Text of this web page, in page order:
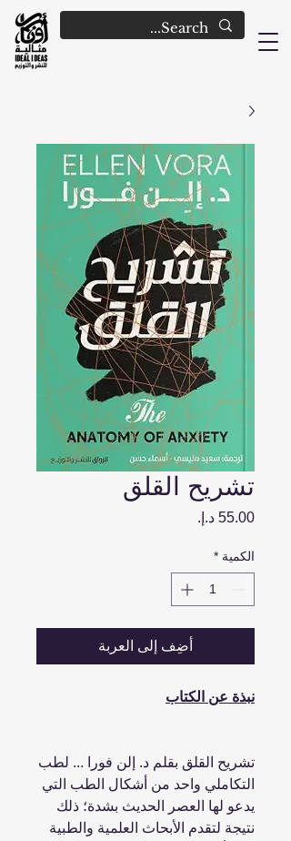
تشريح القلق
الكمية *
أضِف إلى العربة
نبذة عن الكتاب
تشريح القلق بقلم د. إلن فورا ... لطب
التكاملي واحد من أشكال الطب التي
يدعو لها العصر الحديث بشدة؛ ذلك
نتيجة لتقدم الأبحاث العلمية والطبية